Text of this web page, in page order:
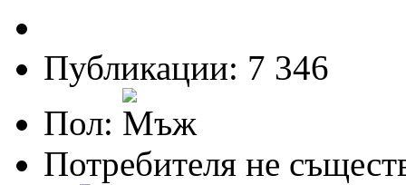
Публикации: 7 346
Пол:
Потребителя не